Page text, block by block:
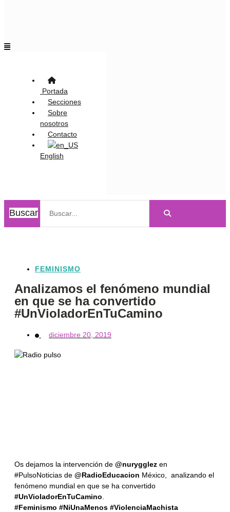
Flyout
Portada
Secciones
Sobre
nosotros
Contacto
English
Buscar
FEMINISMO
Analizamos el fenómeno mundial
en que se ha convertido
#UnVioladorEnTuCamino
diciembre 20, 2019
Os dejamos la intervención de @nurygglez en
#PulsoNoticias de @RadioEducacion México, analizando el
fenómeno mundial en que se ha convertido
#UnVioladorEnTuCamino
#Feminismo #NiUnaMenos #ViolenciaMachista